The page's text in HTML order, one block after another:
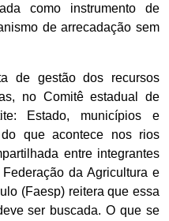
como instrumento de
de arrecadação sem
de gestão dos recursos
no Comitê estadual de
Estado, municípios e
que acontece nos rios
entre integrantes
da Agricultura e
(Faesp) reitera que essa
ser buscada. O que se